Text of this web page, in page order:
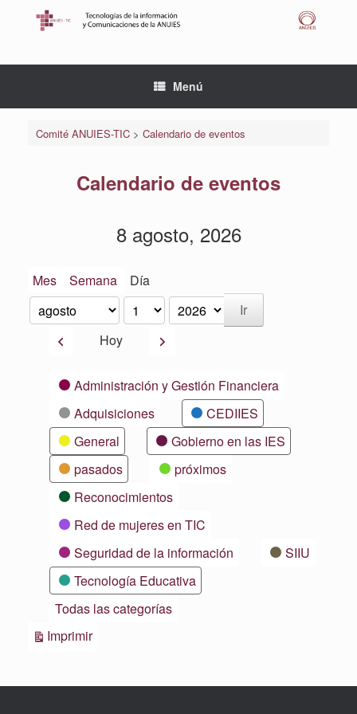
Menú
Comité ANUIES-TIC> Calendario de eventos
Calendario de eventos
8 agosto, 2026
Mes Semana Día
Mes
Día
Año
AnteriorHoy Siguiente
CategoríasAdministración y Gestión Financiera
Adquisiciones
CEDIIES
General
Gobierno en las IES
pasados
próximos
Reconocimientos
Red de mujeres en TIC
Seguridad de la información
SIIU
Tecnología Educativa
Todas las categorías
ImprimirVistas